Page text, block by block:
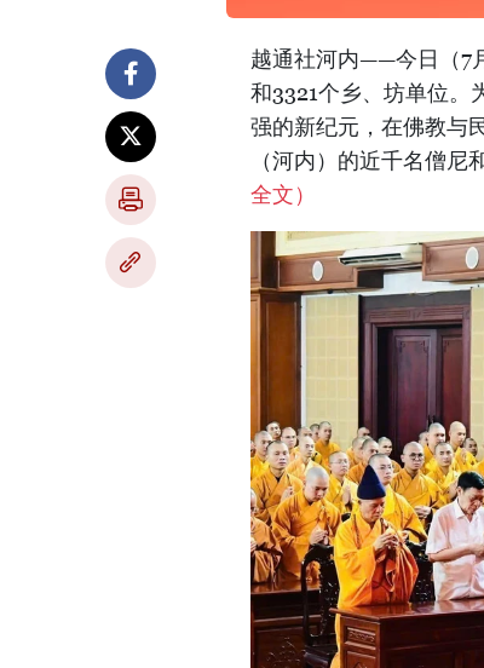
越通社河内——今日（7
和3321个乡、坊单位。
强的新纪元，在佛教与
（河内）的近千名僧尼
全文）